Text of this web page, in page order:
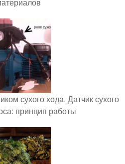
сухого хода. Датчик сухого
принцип работы